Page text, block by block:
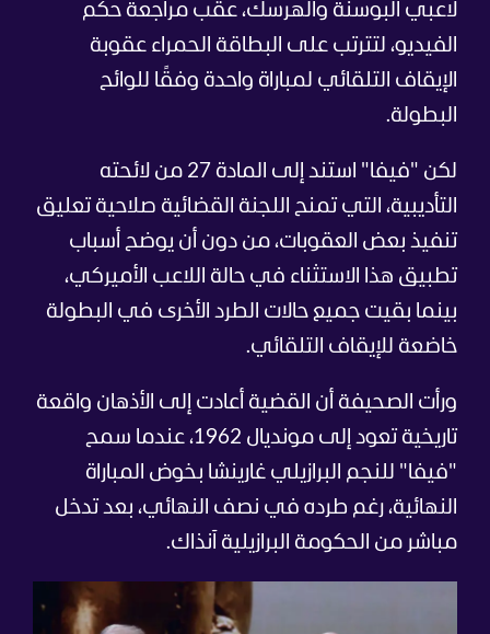
لاعبي البوسنة والهرسك، عقب مراجعة حكم
الفيديو، لتترتب على البطاقة الحمراء عقوبة
الإيقاف التلقائي لمباراة واحدة وفقًا للوائح
البطولة.
لكن "فيفا" استند إلى المادة 27 من لائحته
التأديبية، التي تمنح اللجنة القضائية صلاحية تعليق
تنفيذ بعض العقوبات، من دون أن يوضح أسباب
تطبيق هذا الاستثناء في حالة اللاعب الأميركي،
بينما بقيت جميع حالات الطرد الأخرى في البطولة
خاضعة للإيقاف التلقائي.
ورأت الصحيفة أن القضية أعادت إلى الأذهان واقعة
تاريخية تعود إلى مونديال 1962، عندما سمح
"فيفا" للنجم البرازيلي غارينشا بخوض المباراة
النهائية، رغم طرده في نصف النهائي، بعد تدخل
مباشر من الحكومة البرازيلية آنذاك.